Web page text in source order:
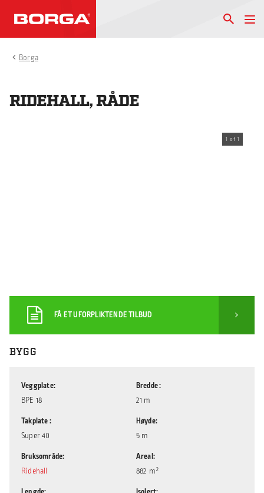
Borga
RIDEHALL, RÅDE
1 of 1
FÅ ET UFORPLIKTENDE TILBUD
BYGG
Veggplate
BPE 18
Takplate
Super 40
Bruksområde
Ridehall
Bredde
21 m
Høyde
5 m
Areal
882 m²